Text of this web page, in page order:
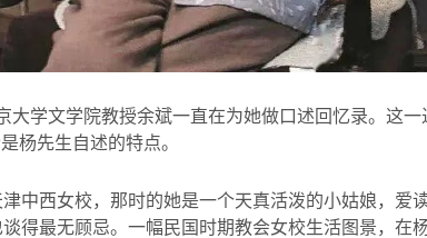
大学文学院教授余斌一直在为她做口述回忆录。这
杨先生自述的特点。
中西女校，那时的她是一个天真活泼的小姑娘，爱
得最无顾忌。一幅民国时期教会女校生活图景，